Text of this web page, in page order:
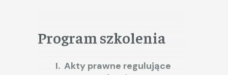
Program szkolenia
Akty prawne regulujące